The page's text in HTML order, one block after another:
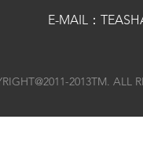
E-MAIL：
2013TM. ALL